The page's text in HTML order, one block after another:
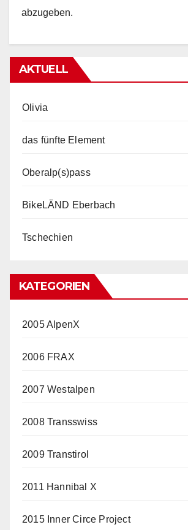
abzugeben.
AKTUELL
Olivia
das fünfte Element
Oberalp(s)pass
BikeLÄND Eberbach
Tschechien
KATEGORIEN
2005 AlpenX
2006 FRAX
2007 Westalpen
2008 Transswiss
2009 Transtirol
2011 Hannibal X
2015 Inner Circe Project